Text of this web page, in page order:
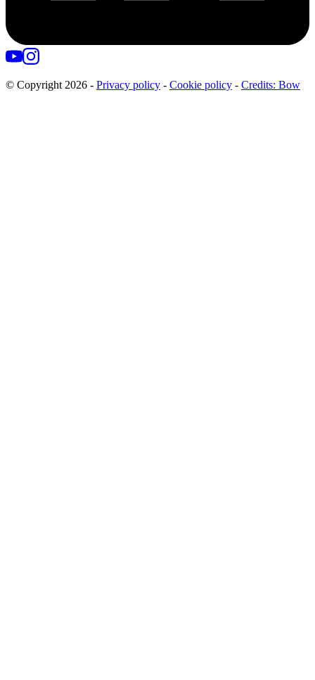
© Copyright 2026 - Privacy policy - Cookie policy - Credits: Bow